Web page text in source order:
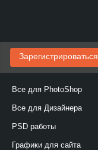
Зарегистрироваться
Все для PhotoShop
Все для Дизайнера
PSD работы
Графики для сайта